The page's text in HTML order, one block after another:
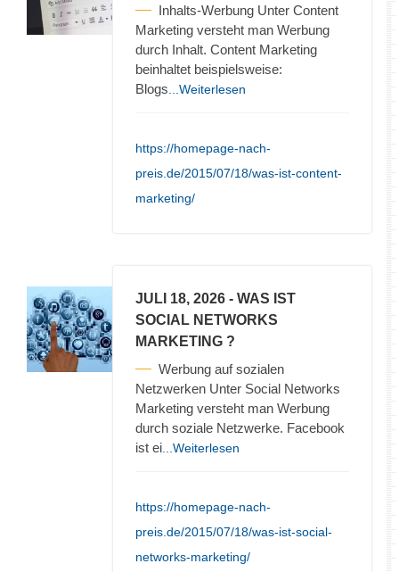
Inhalts-Werbung Unter Content
Marketing versteht man Werbung
durch Inhalt. Content Marketing
beinhaltet beispielsweise:
Blogs ...Weiterlesen
https://homepage-nach-
preis.de/2015/07/18/was-ist-content-
marketing/
JULI 18, 2026 - WAS IST
SOCIAL NETWORKS
MARKETING ?
Werbung auf sozialen
Netzwerken Unter Social Networks
Marketing versteht man Werbung
durch soziale Netzwerke. Facebook
ist ei ...Weiterlesen
https://homepage-nach-
preis.de/2015/07/18/was-ist-social-
networks-marketing/